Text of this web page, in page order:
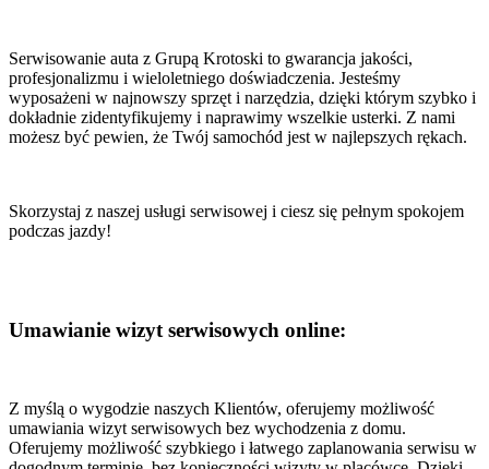
Serwisowanie auta z Grupą Krotoski to gwarancja jakości,
profesjonalizmu i wieloletniego doświadczenia. Jesteśmy
wyposażeni w najnowszy sprzęt i narzędzia, dzięki którym szybko i
dokładnie zidentyfikujemy i naprawimy wszelkie usterki. Z nami
możesz być pewien, że Twój samochód jest w najlepszych rękach.
Skorzystaj z naszej usługi serwisowej i ciesz się pełnym spokojem
podczas jazdy!
Umawianie wizyt serwisowych online:
Z myślą o wygodzie naszych Klientów, oferujemy możliwość
umawiania wizyt serwisowych bez wychodzenia z domu.
Oferujemy możliwość szybkiego i łatwego zaplanowania serwisu w